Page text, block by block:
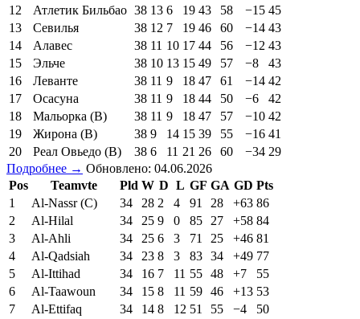
12
Атлетик Бильбао 38 13 6 19 43 58 −15 45
13
Севилья 38 12 7 19 46 60 −14 43
14
Алавес 38 11 10 17 44 56 −12 43
15
Эльче 38 10 13 15 49 57 −8
43
16
Леванте 38 11 9 18 47 61 −14 42
17
Осасуна 38 11 9 18 44 50 −6
42
18
Мальорка (В) 38 11 9 18 47 57 −10 42
19
Жирона (В) 38 9 14 15 39 55 −16 41
20
Реал Овьедо (В) 38 6 11 21 26 60 −34 29
Подробнее → Обновлено: 04.06.2026
Pos
Teamvte Pld W D L GF GA GD Pts
1
Al-Nassr (C) 34 28 2 4 91 28 +63 86
2
Al-Hilal 34 25 9 0 85 27 +58 84
3
Al-Ahli 34 25 6 3 71 25 +46 81
4
Al-Qadsiah 34 23 8 3 83 34 +49 77
5
Al-Ittihad 34 16 7 11 55 48 +7
55
6
Al-Taawoun 34 15 8 11 59 46 +13 53
7
Al-Ettifaq 34 14 8 12 51 55 −4
50